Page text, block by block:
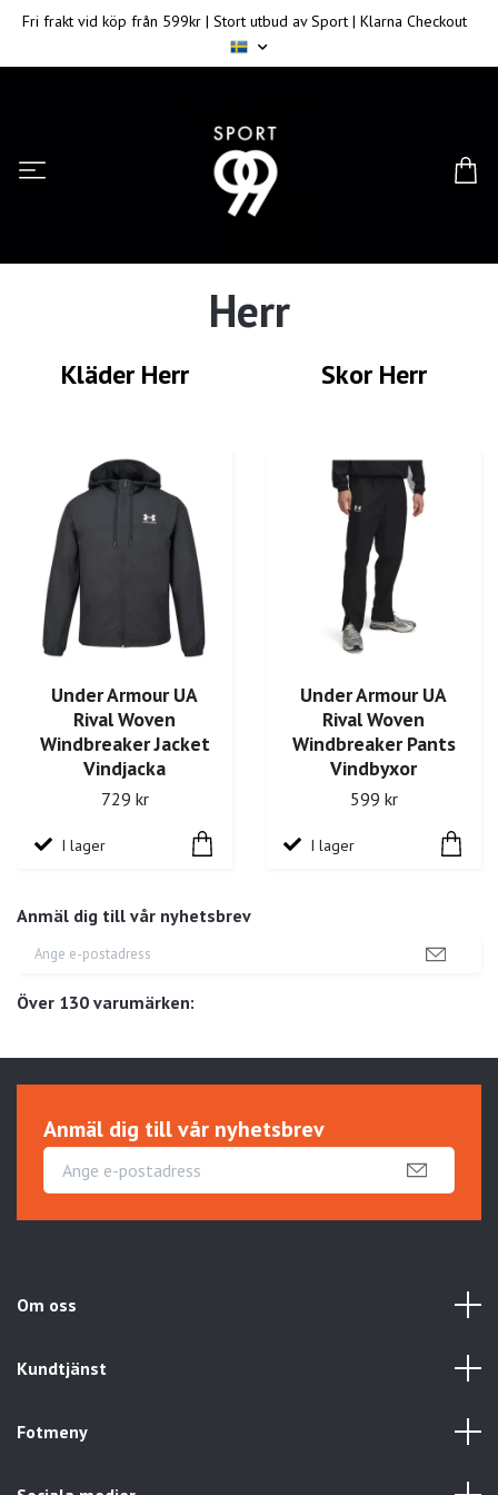
Fri frakt vid köp från 599kr | Stort utbud av Sport | Klarna Checkout
Anmäl dig till vår nyhetsbrev
Över 130 varumärken:
Herr
Kläder Herr Skor Herr
Under Armour UA
Rival Woven
Windbreaker Jacket
Vindjacka
729 kr
I lager
Under Armour UA
Rival Woven
Windbreaker Pants
Vindbyxor
599 kr
I lager
Anmäl dig till vår nyhetsbrev
Om oss
Kundtjänst
Fotmeny